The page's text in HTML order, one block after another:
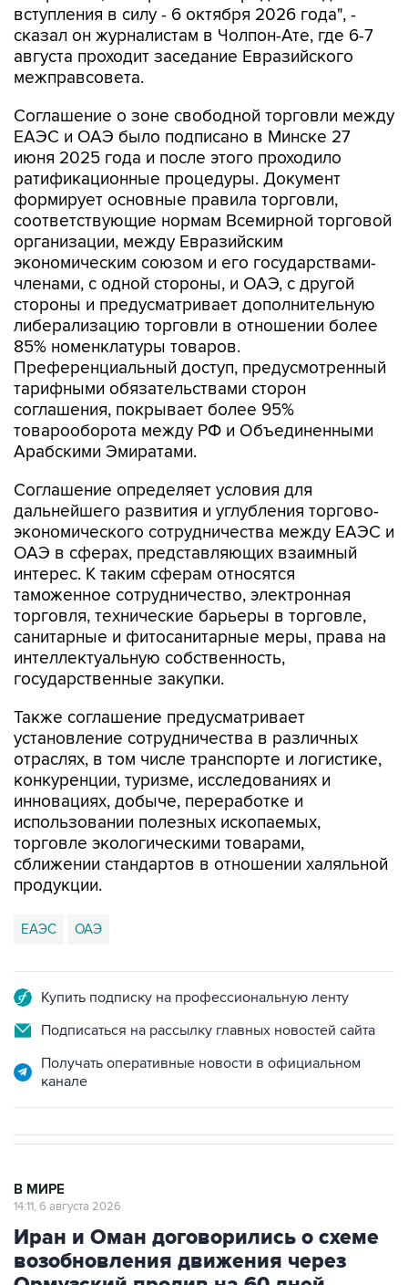
вступления в силу - 6 октября 2026 года", -
сказал он журналистам в Чолпон-Ате, где 6-7
августа проходит заседание Евразийского
межправсовета.
Соглашение о зоне свободной торговли между
ЕАЭС и ОАЭ было подписано в Минске 27
июня 2025 года и после этого проходило
ратификационные процедуры. Документ
формирует основные правила торговли,
соответствующие нормам Всемирной торговой
организации, между Евразийским
экономическим союзом и его государствами-
членами, с одной стороны, и ОАЭ, с другой
стороны и предусматривает дополнительную
либерализацию торговли в отношении более
85% номенклатуры товаров.
Преференциальный доступ, предусмотренный
тарифными обязательствами сторон
соглашения, покрывает более 95%
товарооборота между РФ и Объединенными
Арабскими Эмиратами.
Соглашение определяет условия для
дальнейшего развития и углубления торгово-
экономического сотрудничества между ЕАЭС и
ОАЭ в сферах, представляющих взаимный
интерес. К таким сферам относятся
таможенное сотрудничество, электронная
торговля, технические барьеры в торговле,
санитарные и фитосанитарные меры, права на
интеллектуальную собственность,
государственные закупки.
Также соглашение предусматривает
установление сотрудничества в различных
отраслях, в том числе транспорте и логистике,
конкуренции, туризме, исследованиях и
инновациях, добыче, переработке и
использовании полезных ископаемых,
торговле экологическими товарами,
сближении стандартов в отношении халяльной
продукции.
ЕАЭС ОАЭ
Купить подписку на профессиональную ленту
Подписаться на рассылку главных новостей сайта
Получать оперативные новости в официальном
канале
В МИРЕ
14:11, 6 августа 2026
Иран и Оман договорились о схеме
возобновления движения через